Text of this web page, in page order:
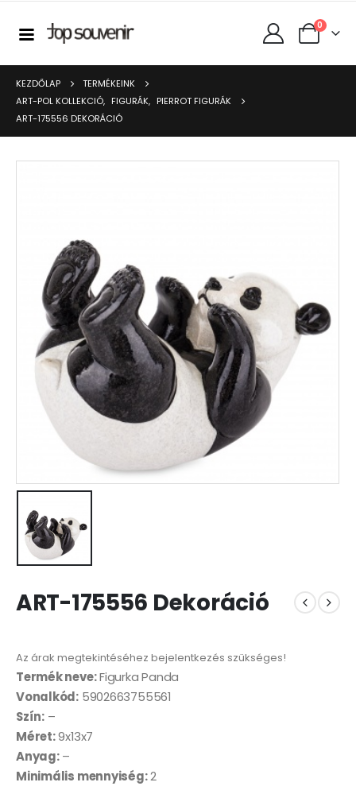
0
KEZDŐLAP
TERMÉKEINK
ART-POL KOLLEKCIÓ, FIGURÁK, PIERROT FIGURÁK
ART-175556 DEKORÁCIÓ
ART-175556 Dekoráció
Az árak megtekintéséhez bejelentkezés szükséges!
Termék neve:Figurka Panda
Vonalkód: 5902663755561
Szín:–
Méret:9x13x7
Anyag:–
Minimális mennyiség:2